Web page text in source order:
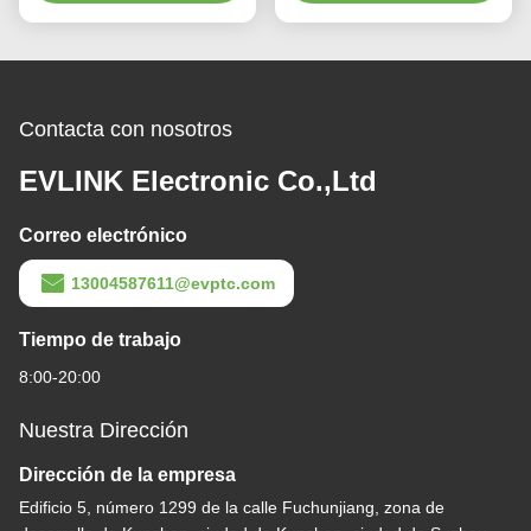
Contacta con nosotros
EVLINK Electronic Co.,Ltd
Correo electrónico
13004587611@evptc.com
Tiempo de trabajo
8:00-20:00
Nuestra Dirección
Dirección de la empresa
Edificio 5, número 1299 de la calle Fuchunjiang, zona de